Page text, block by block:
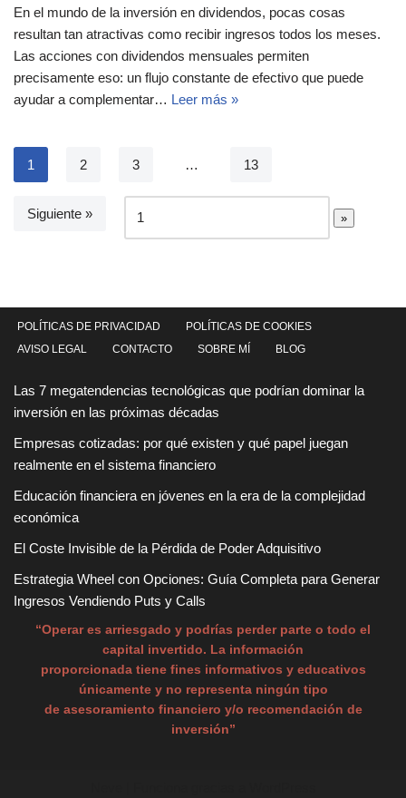
En el mundo de la inversión en dividendos, pocas cosas
resultan tan atractivas como recibir ingresos todos los meses.
Las acciones con dividendos mensuales permiten
precisamente eso: un flujo constante de efectivo que puede
ayudar a complementar… Leer más »
1 2 3 … 13
Siguiente »
POLÍTICAS DE PRIVACIDAD
POLÍTICAS DE COOKIES
AVISO LEGAL
CONTACTO SOBRE MÍ BLOG
Las 7 megatendencias tecnológicas que podrían dominar la
inversión en las próximas décadas
Empresas cotizadas: por qué existen y qué papel juegan
realmente en el sistema financiero
Educación financiera en jóvenes en la era de la complejidad
económica
El Coste Invisible de la Pérdida de Poder Adquisitivo
Estrategia Wheel con Opciones: Guía Completa para Generar
Ingresos Vendiendo Puts y Calls
“Operar es arriesgado y podrías perder parte o todo el
capital invertido. La información
proporcionada tiene fines informativos y educativos
únicamente y no representa ningún tipo
de asesoramiento financiero y/o recomendación de
inversión”